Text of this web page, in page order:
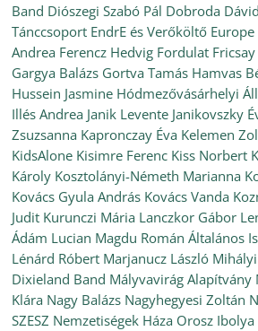
Band Diószegi Szabó Pál Dobroda
Tánccsoport EndrE és Verőköltő
Andrea Ferencz Hedvig Fordulat
Gargya Balázs Gortva Tamás Hamvas
Hussein Jasmine Hódmezővásárhelyi
Illés Andrea Janik Levente Janikovszky
Zsuzsanna Kapronczay Éva Kelemen
KidsAlone Kisimre Ferenc Kiss Norbert
Károly Kosztolányi-Németh Marianna
Kovács Gyula András Kovács Vanda
Judit Kurunczi Mária Lanczkor Gábor
Ádám Lucian Magdu Román Általános
Lénárd Róbert Marjanucz László
Dixieland Band Mályvavirág Alapítvány
Klára Nagy Balázs Nagyhegyesi Zoltán
SZESZ Nemzetiségek Háza Orosz Ibolya